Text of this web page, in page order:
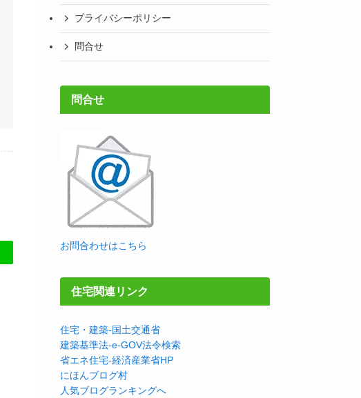
プライバシーポリシー
問合せ
問合せ
お問合わせはこちら
住宅関連リンク
住宅・建築-国土交通省
建築基準法-e-GOV法令検索
省エネ住宅-経済産業省HP
にほんブログ村
人気ブログランキングへ